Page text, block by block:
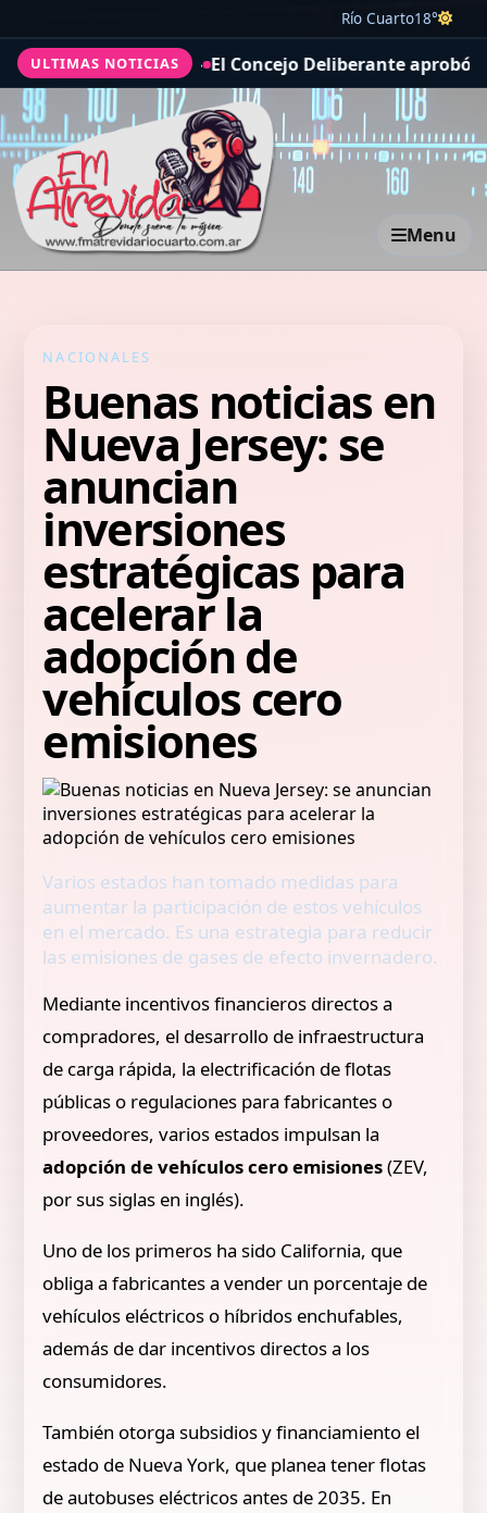
Río Cuarto18°
ULTIMAS NOTICIAS
el Autódromo» El Concejo Deliberante aprobó
Menu
NACIONALES
Buenas noticias en
Nueva Jersey: se
anuncian
inversiones
estratégicas para
acelerar la
adopción de
vehículos cero
emisiones
Varios estados han tomado medidas para
aumentar la participación de estos vehículos
en el mercado. Es una estrategia para reducir
las emisiones de gases de efecto invernadero.
Mediante incentivos financieros directos a
compradores, el desarrollo de infraestructura
de carga rápida, la electrificación de flotas
públicas o regulaciones para fabricantes o
proveedores, varios estados impulsan la
adopción de vehículos cero emisiones(ZEV,
por sus siglas en inglés).
Uno de los primeros ha sido California, que
obliga a fabricantes a vender un porcentaje de
vehículos eléctricos o híbridos enchufables,
además de dar incentivos directos a los
consumidores.
También otorga subsidios y financiamiento el
estado de Nueva York, que planea tener flotas
de autobuses eléctricos antes de 2035. En